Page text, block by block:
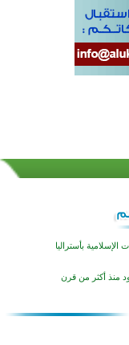
وموردوفيا هذا العام
في أزناكاييف
منذ أكثر من قرن
إيمانية مميزة